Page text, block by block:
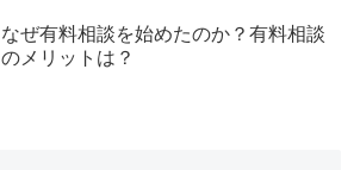
なぜ有料相談を始めたのか？有料相談
のメリットは？